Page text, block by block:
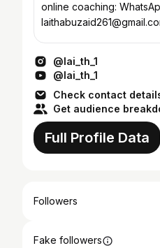
online coaching:
@lai_th_1
@lai_th_1
Check contact
Get audience
Full Profile Data
Followers
Fake followers